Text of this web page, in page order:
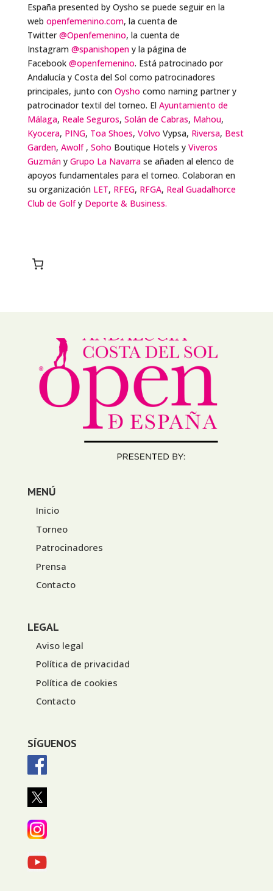
España presented by Oysho se puede seguir en la
web openfemenino.com, la cuenta de
Twitter@Openfemenino, la cuenta de
Instagram @spanishopeny la página de
Facebook @openfemenino. Está patrocinado por
Andalucía y Costa del Sol como patrocinadores
principales, junto con Oysho como naming partner y
patrocinador textil del torneo. El Ayuntamiento de
Málaga, Reale Seguros, Solán de Cabras, Mahou,
Kyocera, PING, Toa Shoes, Volvo Vypsa, Riversa, Best
Garden, Awolf, Soho Boutique Hotels y Viveros
Guzmány Grupo La Navarrase añaden al elenco de
apoyos fundamentales para el torneo. Colaboran en
su organización LET, RFEG, RFGA, Real Guadalhorce
Club de Golfy Deporte & Business.
MENÚ
Inicio
Torneo
Patrocinadores
Prensa
Contacto
LEGAL
Aviso legal
Política de privacidad
Política de cookies
Contacto
SÍGUENOS